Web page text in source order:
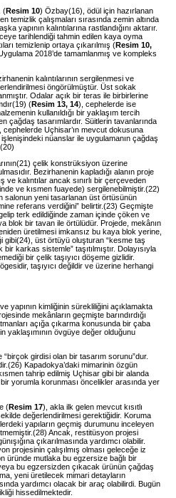
(Resim 10) Özbay(16), ödül için hazırlanan
temizlik çalışmaları sırasında zemin altında
yapının kalıntılarına rastlandığını aktarır.
tarihlendiği tahmin edilen kaya oyma
temizlenip ortaya çıkarılmış (Resim 10,
2018’de tamamlanmış ve kompleks
kalıntılarının sergilenmesi ve
öngörülmüştür. Üst sokak
Odalar açık bir teras ile birbirlerine
(Resim 13, 14), cephelerde ise
kullanıldığı bir yaklaşım tercih
çağdaş tasarımlardır. Süitlerin tavanlarında
cephelerde Uçhisar’ın mevcut dokusuna
işlenişindeki nüanslar ile uygulamanın çağdaş
çelik konstrüksiyon üzerine
Bezirhanenin kapladığı alanın proje
ve kalıntılar ancak sınırlı bir çerçeveden
ve kısmen fuayede) sergilenebilmiştir.(22)
salonun yeni tasarlanan üst örtüsünün
referans verdiğini” belirtir.(23) Geçmişte
terk edildiğinde zaman içinde çöken ve
blok bir tavan ile örtülüdür. Projede, mekânın
üretilmesi imkansız bu kaya blok yerine,
gibi(24), üst örtüyü oluşturan “kesme taş
karkas sistemle” taşıtılmıştır. Dolayısıyla
bir çelik taşıyıcı döşeme gizlidir.
taşıyıcı değildir ve üzerine herhangi
yapının kimliğinin sürekliliğini açıklamakta
mekânların geçmişte barındırdığı
açığa çıkarma konusunda bir çaba
yaklaşımının övgüye değer olduğunu
girdisi olan bir tasarım sorunu”dur.
Kapadokya’daki mimarinin özgün
tahrip edilmiş Uçhisar gibi bir alanda
yorumla korunması öncelikler arasında yer
(Resim 17), akla ilk gelen mevcut kısıtlı
değerlendirilmesi gerektiğidir. Koruma
yapıların geçmiş durumunu inceleyen
Ancak, restitüsyon projesi
çıkarılmasında yardımcı olabilir.
projesinin çalışılmış olması geleceğe iz
üründe mutlaka bu egzersize bağlı bir
bu egzersizden çıkacak ürünün çağdaş
yeni üretilecek mimari detayların
yardımcı olacak bir araç olabilirdi. Bugün
hissedilmektedir.